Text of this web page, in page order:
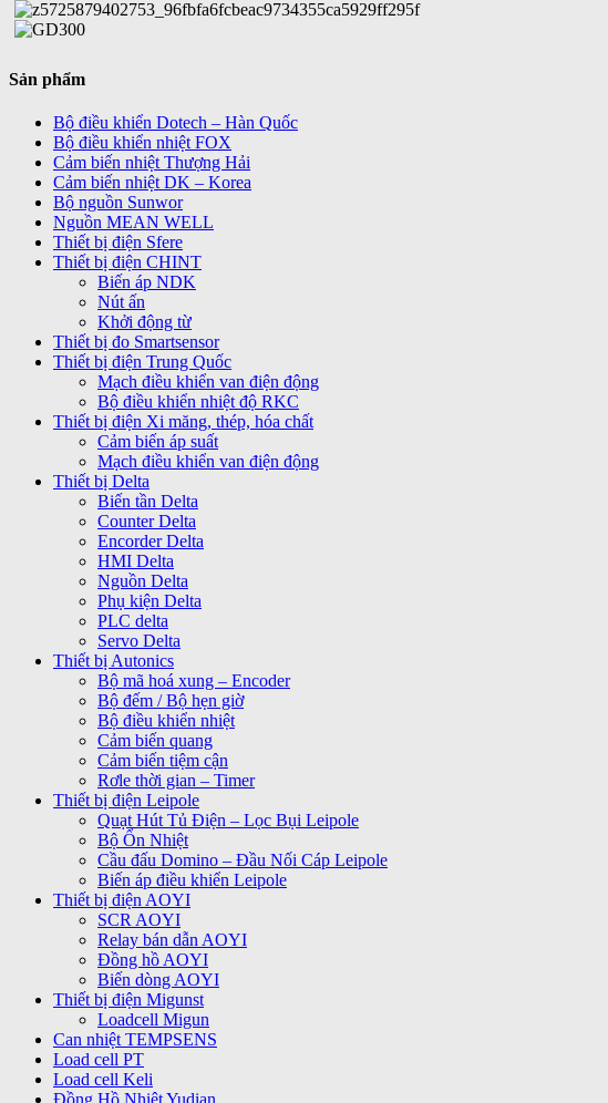
Sản phẩm
Bộ điều khiển Dotech – Hàn Quốc
Bộ điều khiển nhiệt FOX
Cảm biến nhiệt Thượng Hải
Cảm biến nhiệt DK – Korea
Bộ nguồn Sunwor
Nguồn MEAN WELL
Thiết bị điện Sfere
Thiết bị điện CHINT
Biến áp NDK
Nút ấn
Khởi động từ
Thiết bị đo Smartsensor
Thiết bị điện Trung Quốc
Mạch điều khiển van điện động
Bộ điều khiển nhiệt độ RKC
Thiết bị điện Xi măng, thép, hóa chất
Cảm biến áp suất
Mạch điều khiển van điện động
Thiết bị Delta
Biến tần Delta
Counter Delta
Encorder Delta
HMI Delta
Nguồn Delta
Phụ kiện Delta
PLC delta
Servo Delta
Thiết bị Autonics
Bộ mã hoá xung – Encoder
Bộ đếm / Bộ hẹn giờ
Bộ điều khiển nhiệt
Cảm biến quang
Cảm biến tiệm cận
Rơle thời gian – Timer
Thiết bị điện Leipole
Quạt Hút Tủ Điện – Lọc Bụi Leipole
Bộ Ổn Nhiệt
Cầu đấu Domino – Đầu Nối Cáp Leipole
Biến áp điều khiển Leipole
Thiết bị điện AOYI
SCR AOYI
Relay bán dẫn AOYI
Đồng hồ AOYI
Biến dòng AOYI
Thiết bị điện Migunst
Loadcell Migun
Can nhiệt TEMPSENS
Load cell PT
Load cell Keli
Đồng Hồ Nhiệt Yudian